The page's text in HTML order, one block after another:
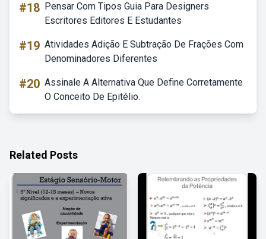
#18 Pensar Com Tipos Guia Para Designers
Escritores Editores E Estudantes
#19 Atividades Adição E Subtração De Frações Com
Denominadores Diferentes
#20 Assinale A Alternativa Que Define Corretamente
O Conceito De Epitélio.
Related Posts